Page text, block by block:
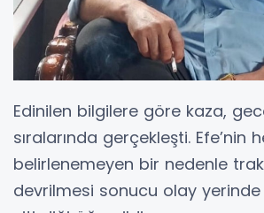
Edinilen bilgilere göre kaza,
sıralarında gerçekleşti. Efe’nin
belirlenemeyen bir nedenle
devrilmesi sonucu olay yerinde